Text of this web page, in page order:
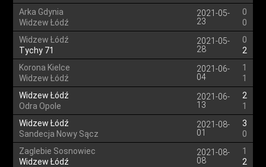
Arka Gdynia
Widzew Łódź
2021-05-
23
0
0
Widzew Łódź
Tychy 71
2021-05-
28
0
2
Korona Kielce
Widzew Łódź
2021-06-
04
1
1
Widzew Łódź
Odra Opole
2021-06-
13
2
1
Widzew Łódź
Sandecja Nowy Sącz
2021-08-
01
3
0
Zaglebie Sosnowiec
Widzew Łódź
2021-08-
08
1
2